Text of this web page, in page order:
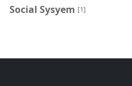
Social Sysyem [1]